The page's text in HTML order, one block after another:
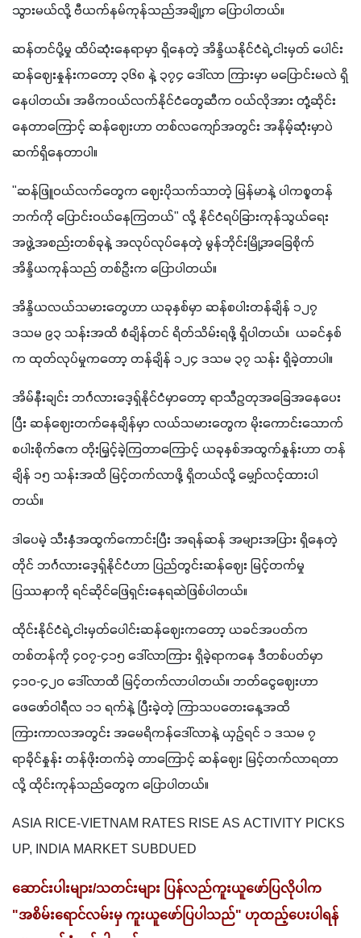
သွားမယ်လို့ ဗီယက်နမ်ကုန်သည်အချို့က ပြောပါတယ်။
ဆန်တင်ပို့မှု ထိပ်ဆုံးနေရာမှာ ရှိနေတဲ့ အိန္ဒိယနိုင်ငံရဲ့ ငါးမှတ် ပေါင်း
ဆန်ဈေးနှုန်းကတော့ ၃၆၈ နဲ့ ၃၇၄ ဒေါ်လာ ကြားမှာ မပြောင်းမလဲ ရှိ
နေပါတယ်။ အဓိကဝယ်လက်နိုင်ငံတွေဆီက ဝယ်လိုအား တုံ့ဆိုင်း
နေတာကြောင့် ဆန်ဈေးဟာ တစ်လကျော်အတွင်း အနိမ့်ဆုံးမှာပဲ
ဆက်ရှိနေတာပါ။
"ဆန်ဖြူဝယ်လက်တွေက ဈေးပိုသက်သာတဲ့ မြန်မာနဲ့ ပါကစ္စတန်
ဘက်ကို ပြောင်းဝယ်နေကြတယ်" လို့ နိုင်ငံရပ်ခြားကုန်သွယ်ရေး
အဖွဲ့အစည်းတစ်ခုနဲ့ အလုပ်လုပ်နေတဲ့ မွန်ဘိုင်းမြို့အခြေစိုက်
အိန္ဒိယကုန်သည် တစ်ဦးက ပြောပါတယ်။
အိန္ဒိယလယ်သမားတွေဟာ ယခုနှစ်မှာ ဆန်စပါးတန်ချိန် ၁၂၇
ဒသမ ၉၃ သန်းအထိ စံချိန်တင် ရိတ်သိမ်းရဖို့ ရှိပါတယ်။  ယခင်နှစ်
က ထုတ်လုပ်မှုကတော့ တန်ချိန် ၁၂၄ ဒသမ ၃၇ သန်း ရှိခဲ့တာပါ။
အိမ်နီးချင်း ဘင်္ဂလားဒေ့ရှ်နိုင်ငံမှာတော့ ရာသီဥတုအခြေအနေပေး
ပြီး ဆန်ဈေးတက်နေချိန်မှာ လယ်သမားတွေက မိုးကောင်းသောက်
စပါးစိုက်ဧက တိုးမြှင့်ခဲ့ကြတာကြောင့် ယခုနှစ်အထွက်နှုန်းဟာ တန်
ချိန် ၁၅ သန်းအထိ မြင့်တက်လာဖို့ ရှိတယ်လို့ မျှော်လင့်ထားပါ
တယ်။
ဒါပေမဲ့ သီးနှံအထွက်ကောင်းပြီး အရန်ဆန် အများအပြား ရှိနေတဲ့
တိုင် ဘင်္ဂလားဒေ့ရှ်နိုင်ငံဟာ ပြည်တွင်းဆန်ဈေး မြင့်တက်မှု
ပြဿနာကို ရင်ဆိုင်ဖြေရှင်းနေရဆဲဖြစ်ပါတယ်။
ထိုင်းနိုင်ငံရဲ့ ငါးမှတ်ပေါင်းဆန်ဈေးကတော့ ယခင်အပတ်က
တစ်တန်ကို ၄၀၇-၄၁၅ ဒေါ်လာကြား ရှိခဲ့ရာကနေ ဒီတစ်ပတ်မှာ
၄၁၀-၄၂၀ ဒေါ်လာထိ မြင့်တက်လာပါတယ်။ ဘတ်ငွေဈေးဟာ
ဖေဖော်ဝါရီလ ၁၁ ရက်နဲ့ ပြီးခဲ့တဲ့ ကြာသပတေးနေ့အထိ
ကြားကာလအတွင်း အမေရိကန်ဒေါ်လာနဲ့ ယှဉ်ရင် ၁ ဒသမ ၇
ရာခိုင်နှုန်း တန်ဖိုးတက်ခဲ့ တာကြောင့် ဆန်ဈေး မြင့်တက်လာရတာ
လို့ ထိုင်းကုန်သည်တွေက ပြောပါတယ်။
ASIA RICE-VIETNAM RATES RISE AS ACTIVITY PICKS
UP, INDIA MARKET SUBDUED
ဆောင်းပါးများ/သတင်းများ ပြန်လည်ကူးယူဖော်ပြလိုပါက
"အစိမ်းရောင်လမ်းမှ ကူးယူဖော်ပြပါသည်" ဟုထည့်ပေးပါရန်